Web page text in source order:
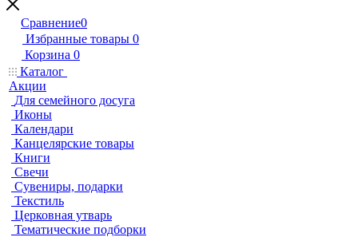
Сравнение0
Избранные товары 0
Корзина 0
Каталог
Акции
Для семейного досуга
Иконы
Календари
Канцелярские товары
Книги
Свечи
Сувениры, подарки
Текстиль
Церковная утварь
Тематические подборки